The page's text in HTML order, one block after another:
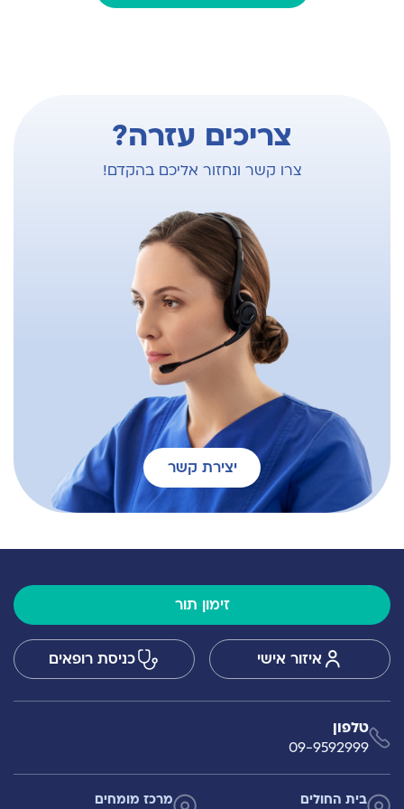
International Society of Ultrasound in
צריכים עזרה?
צרו קשר ונחזור אליכם בהקדם!
יצירת קשר
זימון תור
איזור אישי כניסת רופאים
טלפון
09-9592999
בית החולים מרכז מומחים